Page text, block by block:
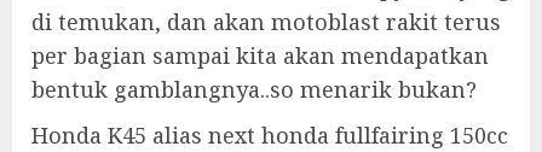
di temukan, dan akan motoblast rakit terus
per bagian sampai kita akan mendapatkan
bentuk gamblangnya..so menarik bukan?
Honda K45 alias next honda fullfairing 150cc